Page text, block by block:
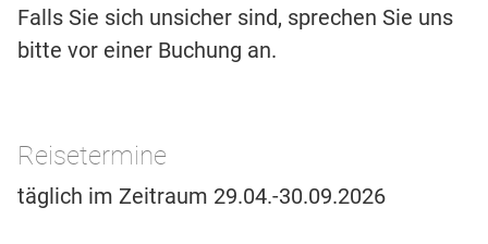
Falls Sie sich unsicher sind, sprechen Sie uns
bitte vor einer Buchung an.
Reisetermine
täglich im Zeitraum 29.04.-30.09.2026